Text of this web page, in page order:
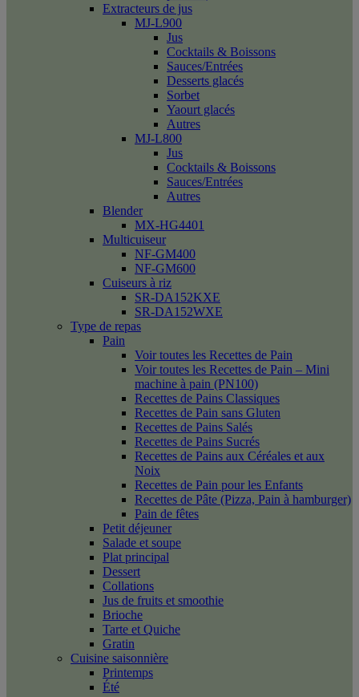
Extracteurs de jus
MJ-L900
Jus
Cocktails & Boissons
Sauces/Entrées
Desserts glacés
Sorbet
Yaourt glacés
Autres
MJ-L800
Jus
Cocktails & Boissons
Sauces/Entrées
Autres
Blender
MX-HG4401
Multicuiseur
NF-GM400
NF-GM600
Cuiseurs à riz
SR-DA152KXE
SR-DA152WXE
Type de repas
Pain
Voir toutes les Recettes de Pain
Voir toutes les Recettes de Pain – Mini
machine à pain (PN100)
Recettes de Pains Classiques
Recettes de Pain sans Gluten
Recettes de Pains Salés
Recettes de Pains Sucrés
Recettes de Pains aux Céréales et aux
Noix
Recettes de Pain pour les Enfants
Recettes de Pâte (Pizza, Pain à hamburger)
Pain de fêtes
Petit déjeuner
Salade et soupe
Plat principal
Dessert
Collations
Jus de fruits et smoothie
Brioche
Tarte et Quiche
Gratin
Cuisine saisonnière
Printemps
Été